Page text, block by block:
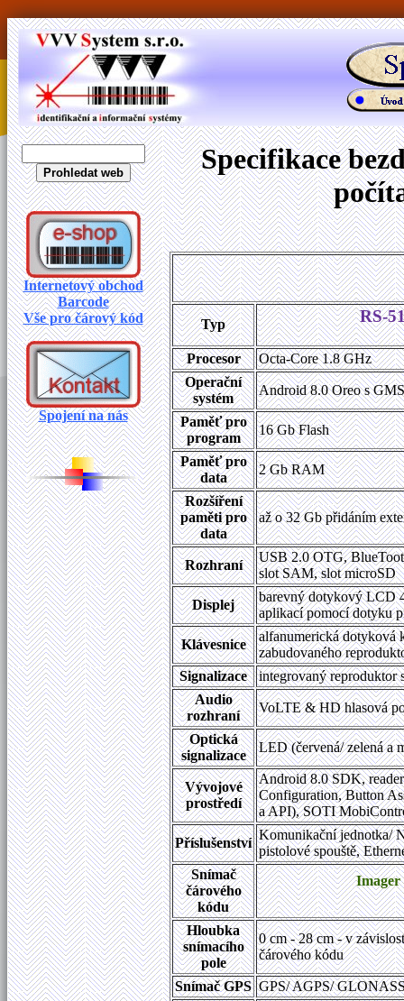
Internetový obchod
Barcode
Vše pro čárový kód
Spojení na nás
Specifikace
Typ RS-
Procesor
Octa-Core 1.8 GHz
Operační
systém
Android 8.0 Oreo s
Paměť pro
program
16 Gb Flash
Paměť pro
data
2 Gb RAM
Rozšíření
paměti pro
data
až o 32 Gb přidáním
Rozhraní
USB 2.0 OTG,
slot SAM,slot microSD
Displej
barevný dotykový LCD
aplikací pomocí dotyku
Klávesnice
alfanumerickádotyková
zabudovaného
Signalizace
integrovaný reproduktor
Audio
rozhraní
VoLTE & HD hlasová
Optická
signalizace
LED (červená/ zelená a
Vývojové
prostředí
Android 8.0 SDK,
Configuration, Button
a API), SOTI
Příslušenství
Komunikační jednotka/
pistolové spouště,
Snímač
čárového
kódu
Imager
Hloubka
snímacího
pole
0 cm - 28 cm - v
čárového kódu
Snímač GPS GPS/ AGPS/